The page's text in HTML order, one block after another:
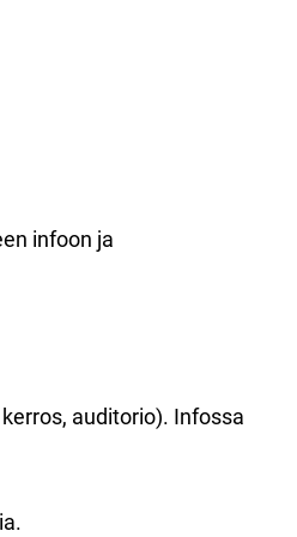
infoon ja
auditorio). Infossa